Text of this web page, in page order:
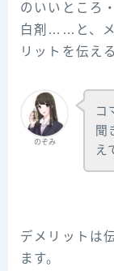
のいいところ
白剤……と、メ
リットを伝え
のぞみ
コ
聞
え
デメリットは
ます。